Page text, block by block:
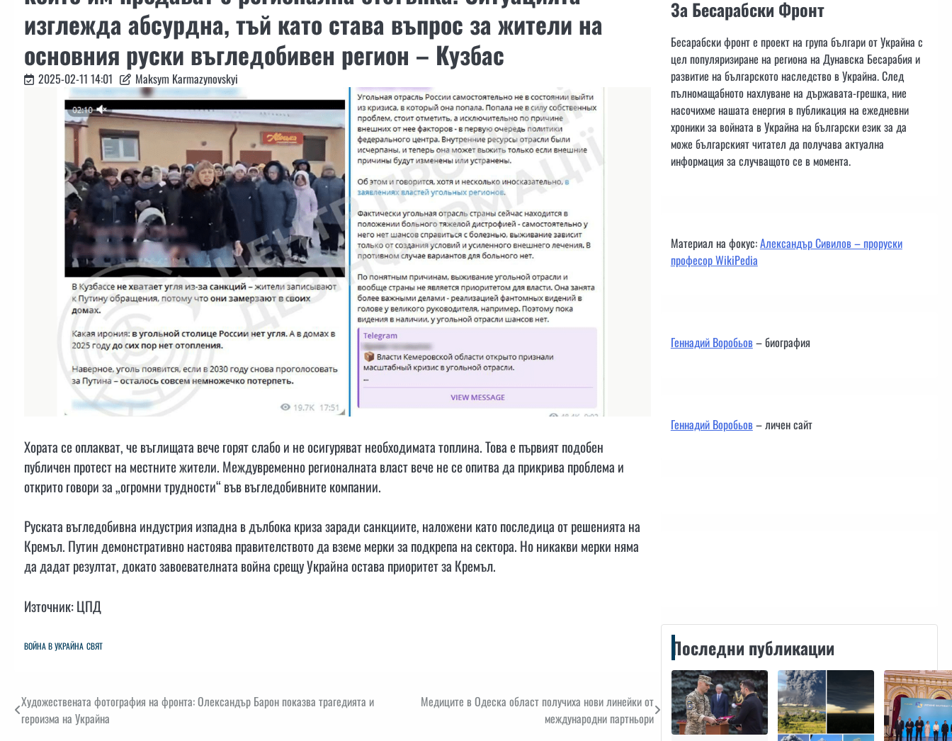
изглежда абсурдна, тъй като става въпрос за жители на
основния руски въгледобивен регион – Кузбас
2025-02-11 14:01 Maksym Karmazynovskyi
Хората се оплакват, че въглищата вече горят слабо и не осигуряват необходимата топлина. Това е първият подобен
публичен протест на местните жители. Междувременно регионалната власт вече не се опитва да прикрива проблема и
открито говори за „огромни трудности“ във въгледобивните компании.
Руската въгледобивна индустрия изпадна в дълбока криза заради санкциите, наложени като последица от решенията на
Кремъл. Путин демонстративно настоява правителството да вземе мерки за подкрепа на сектора. Но никакви мерки няма
да дадат резултат, докато завоевателната война срещу Украйна остава приоритет за Кремъл.
Източник: ЦПД
ВОЙНА В УКРАЙНА СВЯТ
Навигация
Художествената фотография на фронта: Олександър Барон показва трагедията и
героизма на Украйна
Медиците в Одеска област получиха нови линейки от
международни партньори
За Бесарабски Фронт
Бесарабски фронт е проект на група българи от Украйна с
цел популяризиране на региона на Дунавска Бесарабия и
развитие на българското наследство в Украйна. След
пълномащабното нахлуване на държавата-грешка, ние
насочихме нашата енергия в публикация на ежедневни
хроники за войната в Украйна на български език за да
може българският читател да получава актуална
информация за случващото се в момента.
Материал на фокус:Александър Сивилов – проруски
професор WikiPedia
Геннадий Воробьов– биография
Геннадий Воробьов– личен сайт
Последни публикации